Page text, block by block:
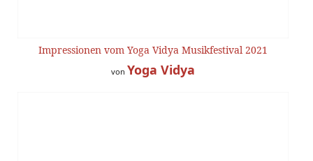
Impressionen vom Yoga Vidya Musikfestival 2021
von Yoga Vidya